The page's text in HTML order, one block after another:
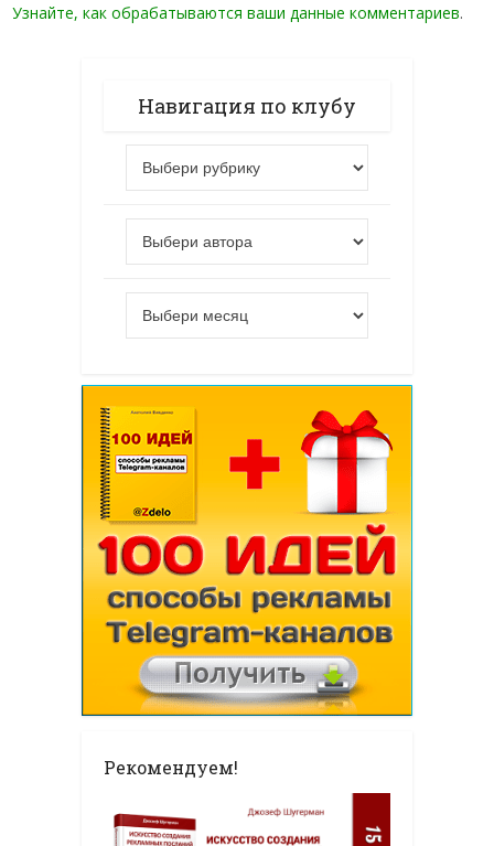
Узнайте, как обрабатываются ваши данные комментариев.
Навигация по клубу
Рекомендуем!